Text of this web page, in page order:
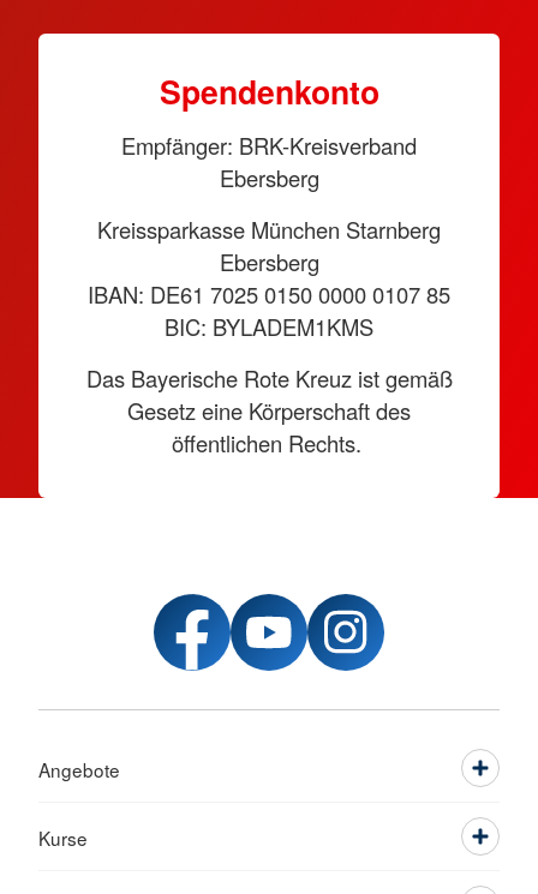
Spendenkonto
Empfänger: BRK-Kreisverband
Ebersberg
Kreissparkasse München Starnberg
Ebersberg
IBAN: DE61 7025 0150 0000 0107 85
BIC: BYLADEM1KMS
Das Bayerische Rote Kreuz ist gemäß
Gesetz eine Körperschaft des
öffentlichen Rechts.
Angebote
Kurse